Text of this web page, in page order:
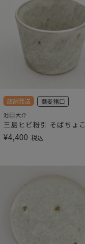
店舗発送 蕎麦猪口
池田大介
三島ヒビ粉引 そばちょこ
¥4,400 税込